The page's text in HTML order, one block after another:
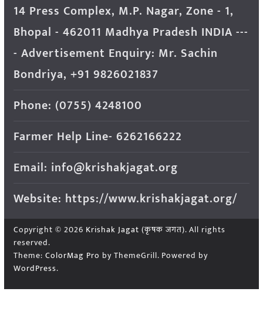
14 Press Complex, M.P. Nagar, Zone - 1,
Bhopal - 462011 Madhya Pradesh INDIA ---
- Advertisement Enquiry: Mr. Sachin
Bondriya, +91 9826021837
Phone: (0755) 4248100
Farmer Help Line- 6262166222
Email: info@krishakjagat.org
Website: https://www.krishakjagat.org/
Copyright © 2026 Krishak Jagat (कृषक जगत). All rights
reserved.
Theme: ColorMag Pro by ThemeGrill. Powered by
WordPress.